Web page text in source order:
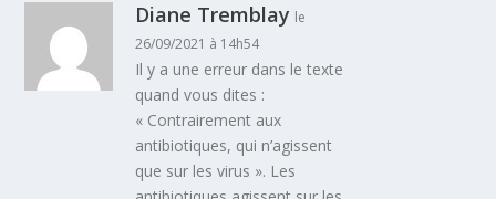
Diane Tremblay le
26/09/2021 à 14h54
Il y a une erreur dans le texte
quand vous dites :
« Contrairement aux
antibiotiques, qui n’agissent
que sur les virus ». Les